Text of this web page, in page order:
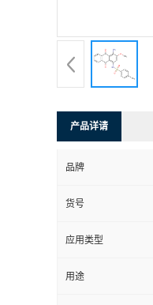
产品详请
品牌
货号
应用类型
用途